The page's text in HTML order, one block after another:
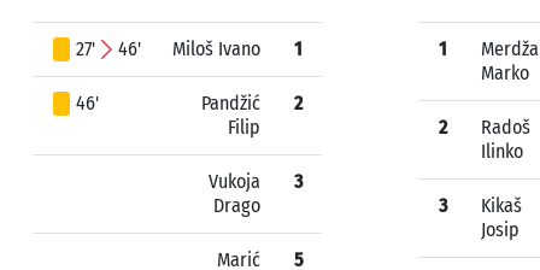
27' 46' Miloš Ivano 1
46'
Pandžić
Filip
2
Vukoja
Drago
3
Marić
5
1
Marko
2
Radoš
Ilinko
3
Kikaš
Josip